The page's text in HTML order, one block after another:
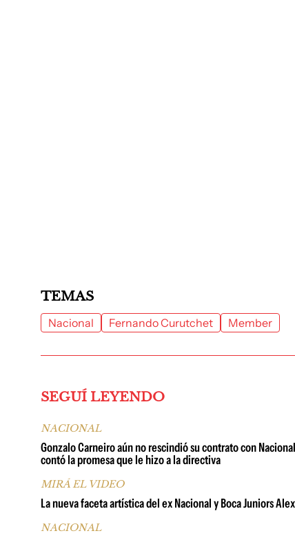
TEMAS
Nacional Fernando Curutchet Member
SEGUÍ LEYENDO
NACIONAL
Gonzalo Carneiro aún no rescindió su contrato con
contó la promesa que le hizo a la directiva
MIRÁ EL VIDEO
La nueva faceta artística del ex Nacional y Boca Juniors
NACIONAL